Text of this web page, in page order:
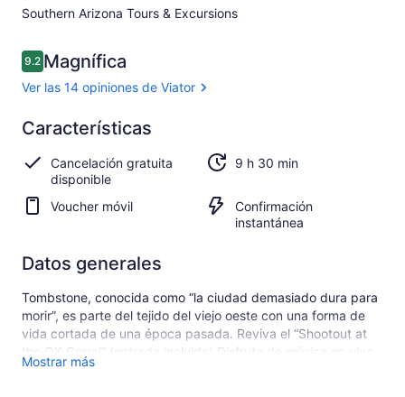
Southern Arizona Tours & Excursions​
Opiniones
9.29.2 de 10,
Magnífica
Ver las 14 opiniones de Viator
9.29.2 de 10
Magnífica
Ver las
14
opiniones
de Viator
Características
Cancelación gratuita
disponible
9 h 30 min
Voucher móvil
Confirmación
instantánea
Datos generales
Tombstone, conocida como “la ciudad demasiado dura para
morir”, es parte del tejido del viejo oeste con una forma de
vida cortada de una época pasada. Reviva el “Shootout at
the OK Corral” (entrada incluida) Disfrute de música en vivo
y un almuerzo en Big Nose Kate's Saloon, o tome una bebida
Mostrar más